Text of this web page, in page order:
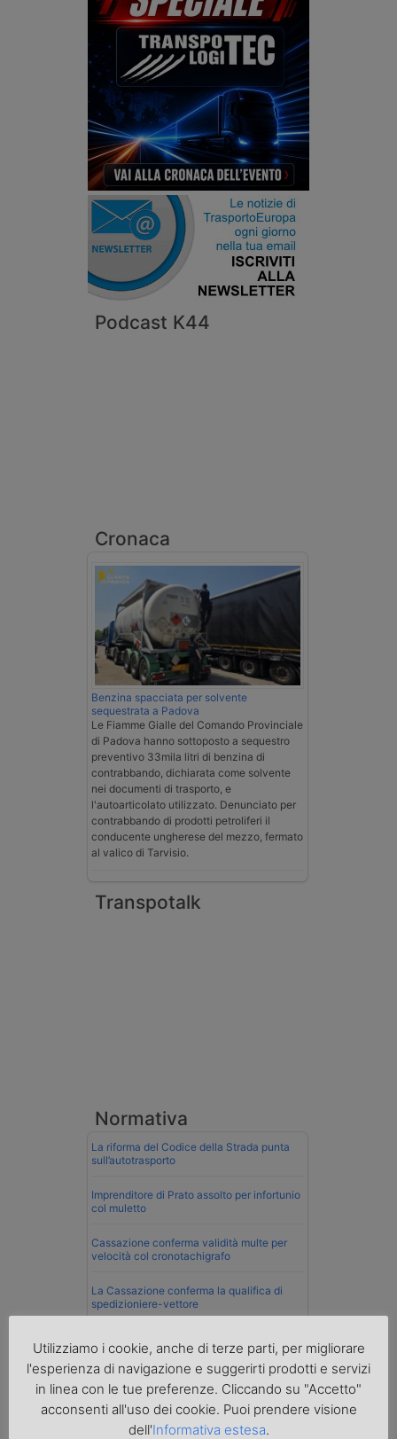
Podcast K44
Cronaca
Benzina spacciata per solvente
sequestrata a Padova
Le Fiamme Gialle del Comando Provinciale
di Padova hanno sottoposto a sequestro
preventivo 33mila litri di benzina di
contrabbando, dichiarata come solvente
nei documenti di trasporto, e
l'autoarticolato utilizzato. Denunciato per
contrabbando di prodotti petroliferi il
conducente ungherese del mezzo, fermato
al valico di Tarvisio.
Transpotalk
Normativa
La riforma del Codice della Strada punta
sull’autotrasporto
Imprenditore di Prato assolto per infortunio
col muletto
Cassazione conferma validità multe per
velocità col cronotachigrafo
La Cassazione conferma la qualifica di
spedizioniere-vettore
su tutta la filiera
Mare
Utilizziamo i cookie, anche di terze parti, per migliorare
l'esperienza di navigazione e suggerirti prodotti e servizi
in linea con le tue preferenze. Cliccando su "Accetto"
acconsenti all'uso dei cookie. Puoi prendere visione
dell'Informativa estesa.